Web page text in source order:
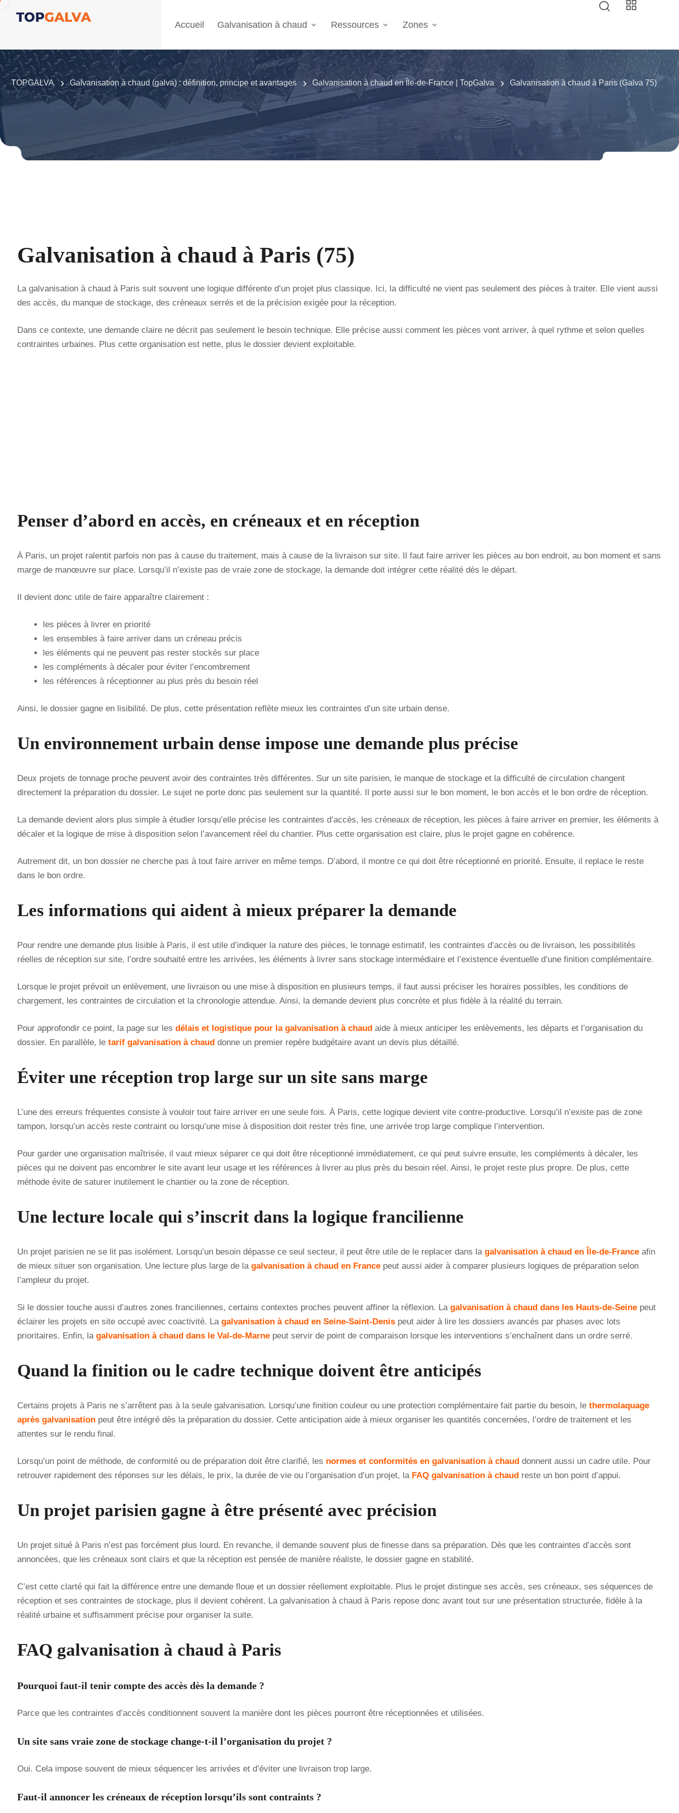
Accueil Galvanisation à chaud Ressources Zones
TOPGALVA Galvanisation à chaud (galva) : définition, principe et avantages Galvanisation à chaud en Île-de-France | TopGalva Galvanisation à chaud à Paris (Galva 75)
Galvanisation à chaud à Paris (75)
La galvanisation à chaud à Paris suit souvent une logique différente d’un projet plus classique. Ici, la difficulté ne vient pas seulement des pièces à traiter. Elle vient aussi
des accès, du manque de stockage, des créneaux serrés et de la précision exigée pour la réception.
Dans ce contexte, une demande claire ne décrit pas seulement le besoin technique. Elle précise aussi comment les pièces vont arriver, à quel rythme et selon quelles
contraintes urbaines. Plus cette organisation est nette, plus le dossier devient exploitable.
Penser d’abord en accès, en créneaux et en réception
À Paris, un projet ralentit parfois non pas à cause du traitement, mais à cause de la livraison sur site. Il faut faire arriver les pièces au bon endroit, au bon moment et sans
marge de manœuvre sur place. Lorsqu’il n’existe pas de vraie zone de stockage, la demande doit intégrer cette réalité dès le départ.
Il devient donc utile de faire apparaître clairement :
les pièces à livrer en priorité
les ensembles à faire arriver dans un créneau précis
les éléments qui ne peuvent pas rester stockés sur place
les compléments à décaler pour éviter l’encombrement
les références à réceptionner au plus près du besoin réel
Ainsi, le dossier gagne en lisibilité. De plus, cette présentation reflète mieux les contraintes d’un site urbain dense.
Un environnement urbain dense impose une demande plus précise
Deux projets de tonnage proche peuvent avoir des contraintes très différentes. Sur un site parisien, le manque de stockage et la difficulté de circulation changent
directement la préparation du dossier. Le sujet ne porte donc pas seulement sur la quantité. Il porte aussi sur le bon moment, le bon accès et le bon ordre de réception.
La demande devient alors plus simple à étudier lorsqu’elle précise les contraintes d’accès, les créneaux de réception, les pièces à faire arriver en premier, les éléments à
décaler et la logique de mise à disposition selon l’avancement réel du chantier. Plus cette organisation est claire, plus le projet gagne en cohérence.
Autrement dit, un bon dossier ne cherche pas à tout faire arriver en même temps. D’abord, il montre ce qui doit être réceptionné en priorité. Ensuite, il replace le reste
dans le bon ordre.
Les informations qui aident à mieux préparer la demande
Pour rendre une demande plus lisible à Paris, il est utile d’indiquer la nature des pièces, le tonnage estimatif, les contraintes d’accès ou de livraison, les possibilités
réelles de réception sur site, l’ordre souhaité entre les arrivées, les éléments à livrer sans stockage intermédiaire et l’existence éventuelle d’une finition complémentaire.
Lorsque le projet prévoit un enlèvement, une livraison ou une mise à disposition en plusieurs temps, il faut aussi préciser les horaires possibles, les conditions de
chargement, les contraintes de circulation et la chronologie attendue. Ainsi, la demande devient plus concrète et plus fidèle à la réalité du terrain.
Pour approfondir ce point, la page sur les délais et logistique pour la galvanisation à chaudaide à mieux anticiper les enlèvements, les départs et l’organisation du
dossier. En parallèle, le tarif galvanisation à chauddonne un premier repère budgétaire avant un devis plus détaillé.
Éviter une réception trop large sur un site sans marge
L’une des erreurs fréquentes consiste à vouloir tout faire arriver en une seule fois. À Paris, cette logique devient vite contre-productive. Lorsqu’il n’existe pas de zone
tampon, lorsqu’un accès reste contraint ou lorsqu’une mise à disposition doit rester très fine, une arrivée trop large complique l’intervention.
Pour garder une organisation maîtrisée, il vaut mieux séparer ce qui doit être réceptionné immédiatement, ce qui peut suivre ensuite, les compléments à décaler, les
pièces qui ne doivent pas encombrer le site avant leur usage et les références à livrer au plus près du besoin réel. Ainsi, le projet reste plus propre. De plus, cette
méthode évite de saturer inutilement le chantier ou la zone de réception.
Une lecture locale qui s’inscrit dans la logique francilienne
Un projet parisien ne se lit pas isolément. Lorsqu’un besoin dépasse ce seul secteur, il peut être utile de le replacer dans la galvanisation à chaud en Île-de-Franceafin
de mieux situer son organisation. Une lecture plus large de la galvanisation à chaud en Francepeut aussi aider à comparer plusieurs logiques de préparation selon
l’ampleur du projet.
Si le dossier touche aussi d’autres zones franciliennes, certains contextes proches peuvent affiner la réflexion. La galvanisation à chaud dans les Hauts-de-Seinepeut
éclairer les projets en site occupé avec coactivité. La galvanisation à chaud en Seine-Saint-Denispeut aider à lire les dossiers avancés par phases avec lots
prioritaires. Enfin, la galvanisation à chaud dans le Val-de-Marnepeut servir de point de comparaison lorsque les interventions s’enchaînent dans un ordre serré.
Quand la finition ou le cadre technique doivent être anticipés
Certains projets à Paris ne s’arrêtent pas à la seule galvanisation. Lorsqu’une finition couleur ou une protection complémentaire fait partie du besoin, le thermolaquage
après galvanisationpeut être intégré dès la préparation du dossier. Cette anticipation aide à mieux organiser les quantités concernées, l’ordre de traitement et les
attentes sur le rendu final.
Lorsqu’un point de méthode, de conformité ou de préparation doit être clarifié, les normes et conformités en galvanisation à chauddonnent aussi un cadre utile. Pour
retrouver rapidement des réponses sur les délais, le prix, la durée de vie ou l’organisation d’un projet, la FAQ galvanisation à chaudreste un bon point d’appui.
Un projet parisien gagne à être présenté avec précision
Un projet situé à Paris n’est pas forcément plus lourd. En revanche, il demande souvent plus de finesse dans sa préparation. Dès que les contraintes d’accès sont
annoncées, que les créneaux sont clairs et que la réception est pensée de manière réaliste, le dossier gagne en stabilité.
C’est cette clarté qui fait la différence entre une demande floue et un dossier réellement exploitable. Plus le projet distingue ses accès, ses créneaux, ses séquences de
réception et ses contraintes de stockage, plus il devient cohérent. La galvanisation à chaud à Paris repose donc avant tout sur une présentation structurée, fidèle à la
réalité urbaine et suffisamment précise pour organiser la suite.
FAQ galvanisation à chaud à Paris
Pourquoi faut-il tenir compte des accès dès la demande ?
Parce que les contraintes d’accès conditionnent souvent la manière dont les pièces pourront être réceptionnées et utilisées.
Un site sans vraie zone de stockage change-t-il l’organisation du projet ?
Oui. Cela impose souvent de mieux séquencer les arrivées et d’éviter une livraison trop large.
Faut-il annoncer les créneaux de réception lorsqu’ils sont contraints ?